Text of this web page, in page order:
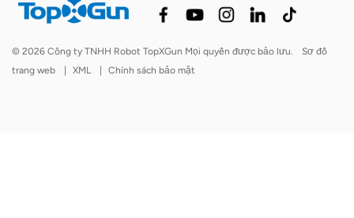
Tiếng Việt
© 2026 Công ty TNHH Robot TopXGun Mọi quyền được bảo lưu.
Sơ đồ
trang web
XML Chính sách bảo mật